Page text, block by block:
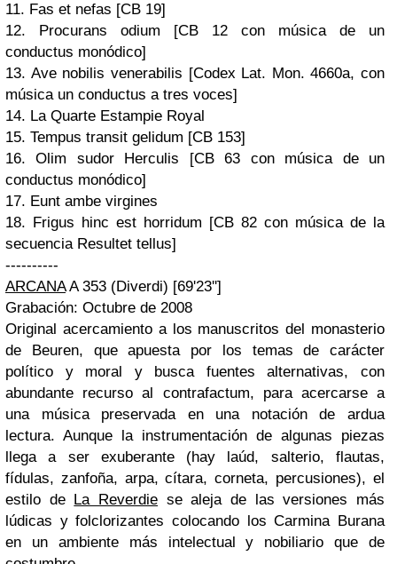
11. Fas et nefas [CB 19]
12. Procurans odium [CB 12 con música de un
conductus monódico]
13. Ave nobilis venerabilis [Codex Lat. Mon. 4660a, con
música un conductus a tres voces]
14. La Quarte Estampie Royal
15. Tempus transit gelidum [CB 153]
16. Olim sudor Herculis [CB 63 con música de un
conductus monódico]
17. Eunt ambe virgines
18. Frigus hinc est horridum [CB 82 con música de la
secuencia Resultet tellus]
----------
ARCANAA 353 (Diverdi) [69'23'']
Grabación: Octubre de 2008
Original acercamiento a los manuscritos del monasterio
de Beuren, que apuesta por los temas de carácter
político y moral y busca fuentes alternativas, con
abundante recurso al contrafactum, para acercarse a
una música preservada en una notación de ardua
lectura. Aunque la instrumentación de algunas piezas
llega a ser exuberante (hay laúd, salterio, flautas,
fídulas, zanfoña, arpa, cítara, corneta, percusiones), el
estilo de La Reverdie se aleja de las versiones más
lúdicas y folclorizantes colocando los Carmina Burana
en un ambiente más intelectual y nobiliario que de